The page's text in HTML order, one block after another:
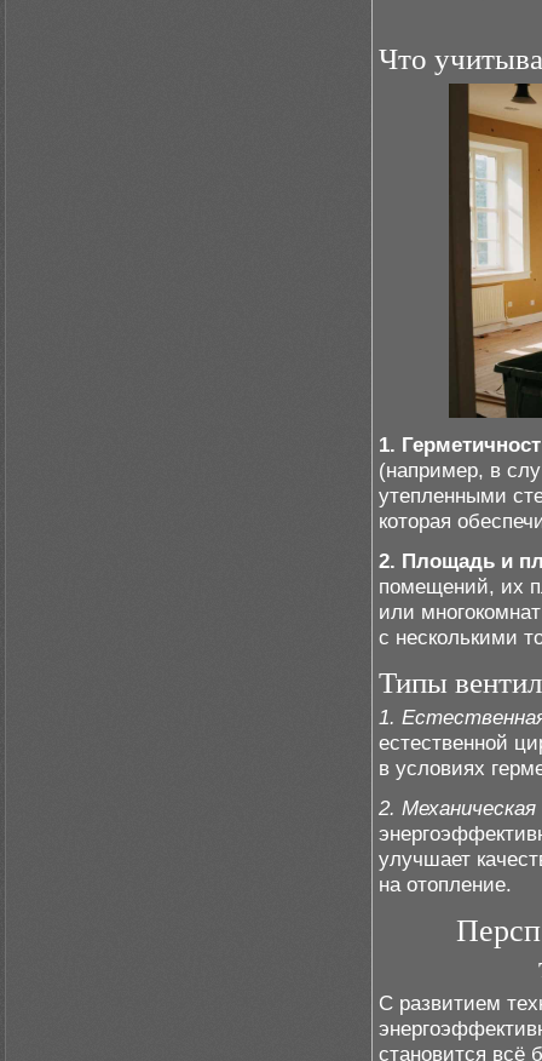
Что
1.
(например, в
утепленными
которая
2. Площадь и
помещений, их
или
с несколькими
Типы
1.
естественной
в условиях
2.
улучшает
на отопление.
С развитием
становится всё